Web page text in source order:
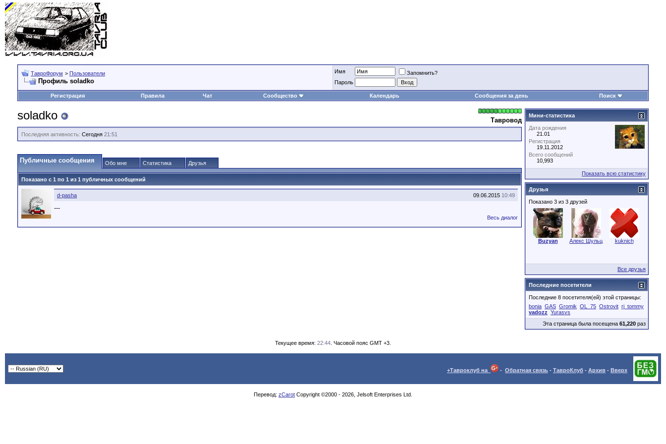
ТавроФорум > Пользователи
Профиль soladko
Имя
Запомнить?
Пароль
Регистрация Правила Чат Сообщество Календарь Сообщения за день Поиск
Тавровод
soladko
Последняя активность: Сегодня 21:51
Публичные сообщения Обо мне Статистика Друзья
Показано с 1 по 1 из 1 публичных сообщений
09.06.2015 10:49
d-pasha
---
Весь диалог
Мини-статистика
Дата рождения
21.01
Регистрация
19.11.2012
Всего сообщений
10,993
Показать всю статистику
Друзья
Показано 3 из 3 друзей
Buzyan Алекс Шульц kuknich
Все друзья
Последние посетители
Последние 8 посетителя(ей) этой страницы:
bonia GAS Gromik OL_75 Ostrovit rj_tommy
vadozz Yurasvs
Эта страница была посещена 61,220 раз
Текущее время: 22:44 . Часовой пояс GMT +3.
+Тавроклуб на - Обратная связь - ТавроКлуб - Архив - Вверх
Перевод: zCarot Copyright ©2000 - 2026, Jelsoft Enterprises Ltd.